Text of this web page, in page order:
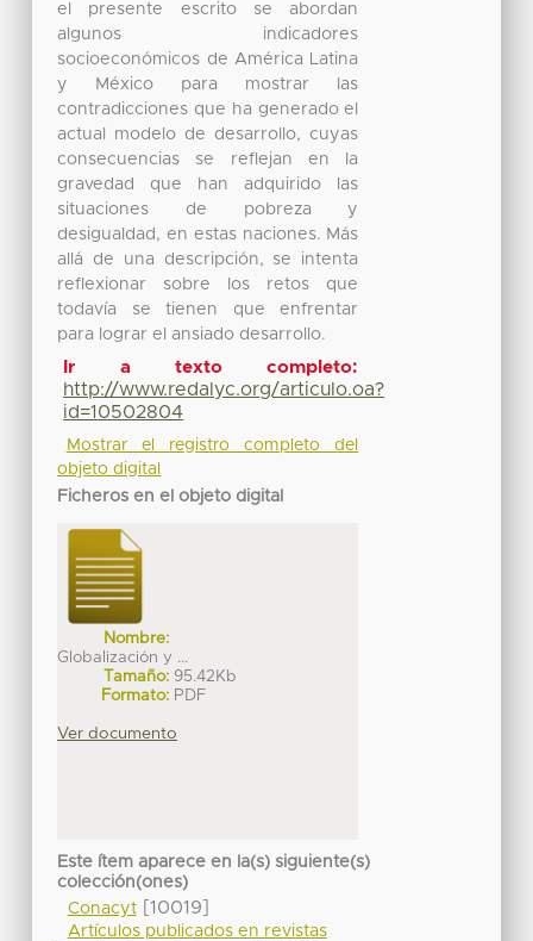
el presente escrito se abordan
algunos indicadores
socioeconómicos de América Latina
y México para mostrar las
contradicciones que ha generado el
actual modelo de desarrollo, cuyas
consecuencias se reflejan en la
gravedad que han adquirido las
situaciones de pobreza y
desigualdad, en estas naciones. Más
allá de una descripción, se intenta
reflexionar sobre los retos que
todavía se tienen que enfrentar
para lograr el ansiado desarrollo.
Ir a texto completo:
http://www.redalyc.org/articulo.oa?
id=10502804
Mostrar el registro completo del
objeto digital
Ficheros en el objeto digital
Nombre:
Globalización y ...
Tamaño: 95.42Kb
Formato: PDF
Ver documento
Este ítem aparece en la(s) siguiente(s)
colección(ones)
Conacyt[10019]
Artículos publicados en revistas